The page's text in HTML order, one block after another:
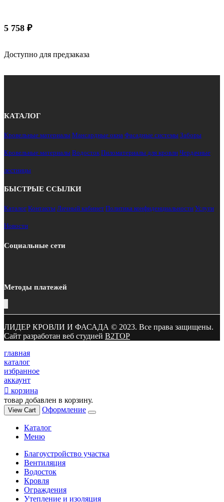
5 758 ₽
Доступно для предзаказа
КАТАЛОГ
Кровельные материалы Мансардные окна Фасадные системы Заборы
Кровельные материалы Водосток Пиломатериалы для кровли Чердачные
лестницы
БЫСТРЫЕ ССЫЛКИ
Каталог Контакты Личный кабинет Политика конфиденциальности Услуги
Новости
Социальные сети
Методы платежей
ЛИДЕР КРОВЛИ И ФАСАДА © 2023. Все права защищены.
Сайт разработан веб студией B2TOP
главная
каталог
избранное
аккаунт
корзина
товар добавлен в корзину.
View Cart Оформление
Каталог
Меню
Благоустройство участка
Вентиляция
Водосток
Кровля
Ограждения
Утепление и изоляция